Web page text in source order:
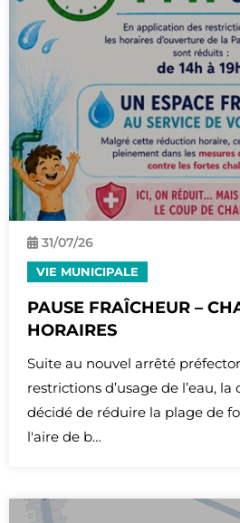
31/07/26
VIE MUNICIPALE
PAUSE FRAÎCHEUR –
HORAIRES
Suite au nouvel arrêté
restrictions d’usage de l’eau,
décidé de réduire la plage de
l'aire de b…